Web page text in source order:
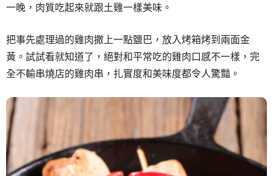
一晚，肉質吃起來就跟土雞一樣美味。
把事先處理過的雞肉撒上一點鹽巴，放入烤箱烤到兩面金
黃。試試看就知道了，絕對和平常吃的雞肉口感不一樣，完
全不輸串燒店的雞肉串，扎實度和美味度都令人驚豔。